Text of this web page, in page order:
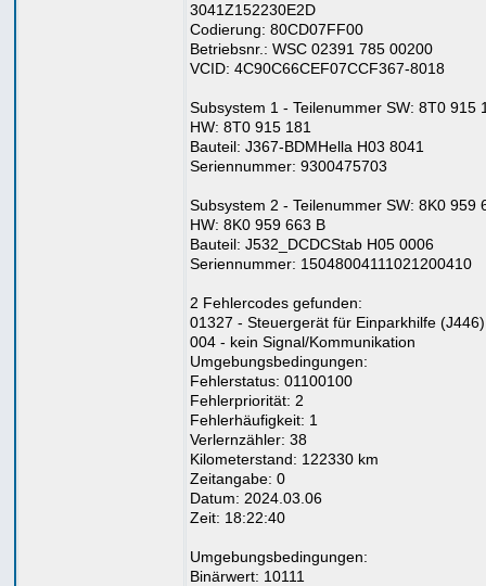
3041Z152230E2D
Codierung: 80CD07FF00
Betriebsnr.: WSC 02391 785 00200
VCID: 4C90C66CEF07CCF367-8018
Subsystem 1 - Teilenummer SW: 8T0 915
HW: 8T0 915 181
Bauteil: J367-BDMHella H03 8041
Seriennummer: 9300475703
Subsystem 2 - Teilenummer SW: 8K0 959
HW: 8K0 959 663 B
Bauteil: J532_DCDCStab H05 0006
Seriennummer: 15048004111021200410
2 Fehlercodes gefunden:
01327 - Steuergerät für Einparkhilfe (J446)
004 - kein Signal/Kommunikation
Umgebungsbedingungen:
Fehlerstatus: 01100100
Fehlerpriorität: 2
Fehlerhäufigkeit: 1
Verlernzähler: 38
Kilometerstand: 122330 km
Zeitangabe: 0
Datum: 2024.03.06
Zeit: 18:22:40
Umgebungsbedingungen:
Binärwert: 10111